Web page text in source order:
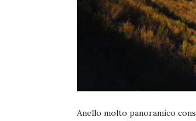
Anello molto panoramico